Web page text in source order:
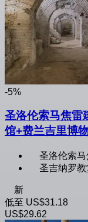
-5%
圣洛伦索马焦雷
馆+费兰吉里博
圣洛伦索
圣吉纳罗
新
低至 US$31.18
US$29.62